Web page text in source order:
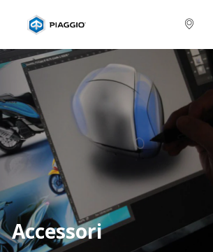
Vai al contenuto principale
Accessori